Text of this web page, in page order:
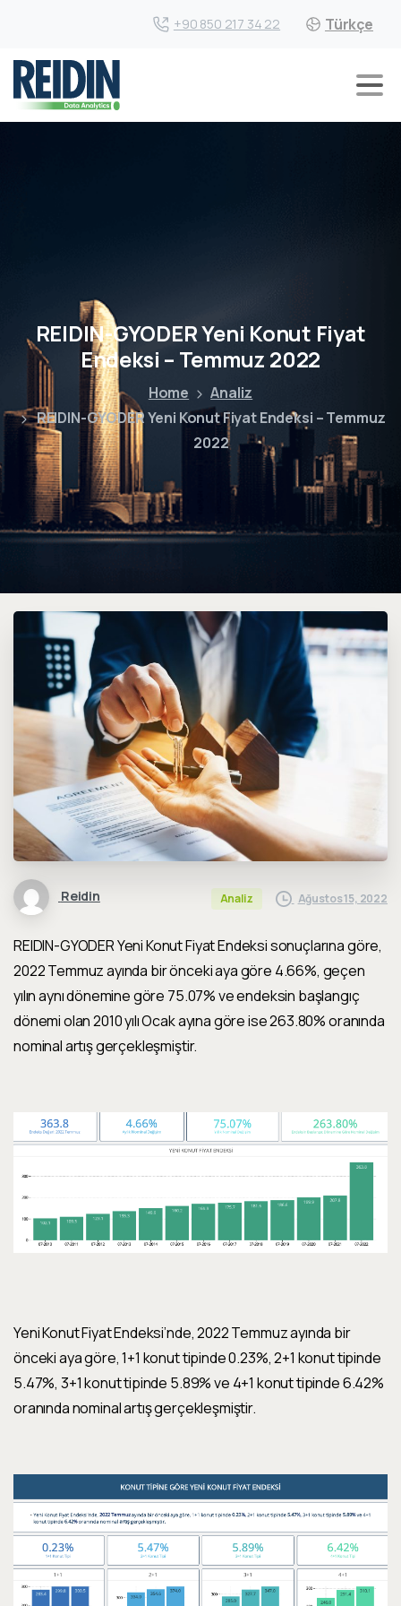
+90 850 217 34 22 Türkçe
REIDIN-GYODER Yeni Konut Fiyat
Endeksi – Temmuz 2022
Home
Analiz
REIDIN-GYODER Yeni Konut Fiyat Endeksi – Temmuz
2022
Reidin Analiz Ağustos 15, 2022
REIDIN-GYODER Yeni Konut Fiyat Endeksi sonuçlarına göre,
2022 Temmuz ayında bir önceki aya göre 4.66%, geçen
yılın aynı dönemine göre 75.07% ve endeksin başlangıç
dönemi olan 2010 yılı Ocak ayına göre ise 263.80% oranında
nominal artış gerçekleşmiştir.
Yeni Konut Fiyat Endeksi’nde, 2022 Temmuz ayında bir
önceki aya göre, 1+1 konut tipinde 0.23%, 2+1 konut tipinde
5.47%, 3+1 konut tipinde 5.89% ve 4+1 konut tipinde 6.42%
oranında nominal artış gerçekleşmiştir.